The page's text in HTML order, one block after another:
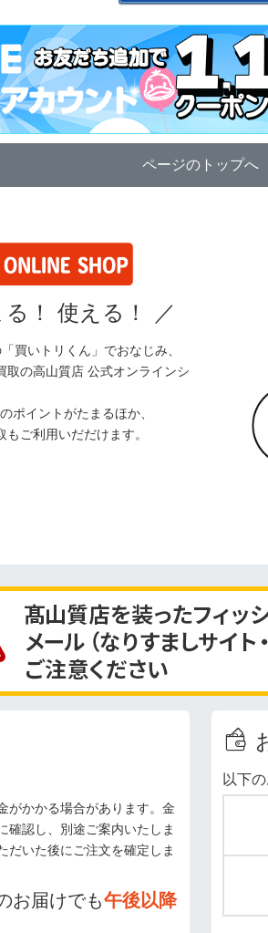
ページのトップへ
！ 使える！ ／
買いトリくん」でおなじみ、
取の高山質店 公式オンラインシ
ポイントがたまるほか、
ご利用いだだけます。
がかかる場合があります。金
確認し、別途ご案内いたしま
だいた後にご注文を確定しま
お届けでも午後以降
以下